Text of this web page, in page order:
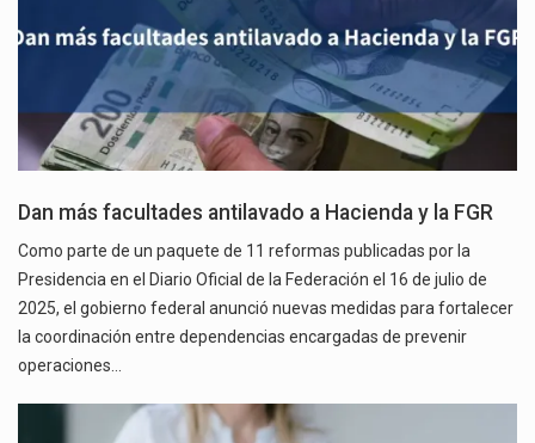
Dan más facultades antilavado a Hacienda y la FGR
Como parte de un paquete de 11 reformas publicadas por la
Presidencia en el Diario Oficial de la Federación el 16 de julio de
2025, el gobierno federal anunció nuevas medidas para fortalecer
la coordinación entre dependencias encargadas de prevenir
operaciones…